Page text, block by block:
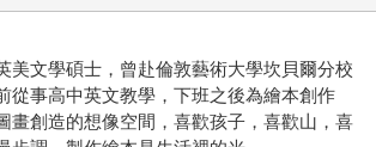
美文學碩士，曾赴倫敦藝術大學坎貝爾分校
從事高中英文教學，下班之後為繪本創作
畫創造的想像空間，喜歡孩子，喜歡山，喜